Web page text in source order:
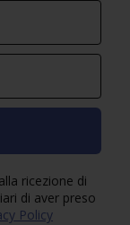
ricezione di
di aver preso
Policy